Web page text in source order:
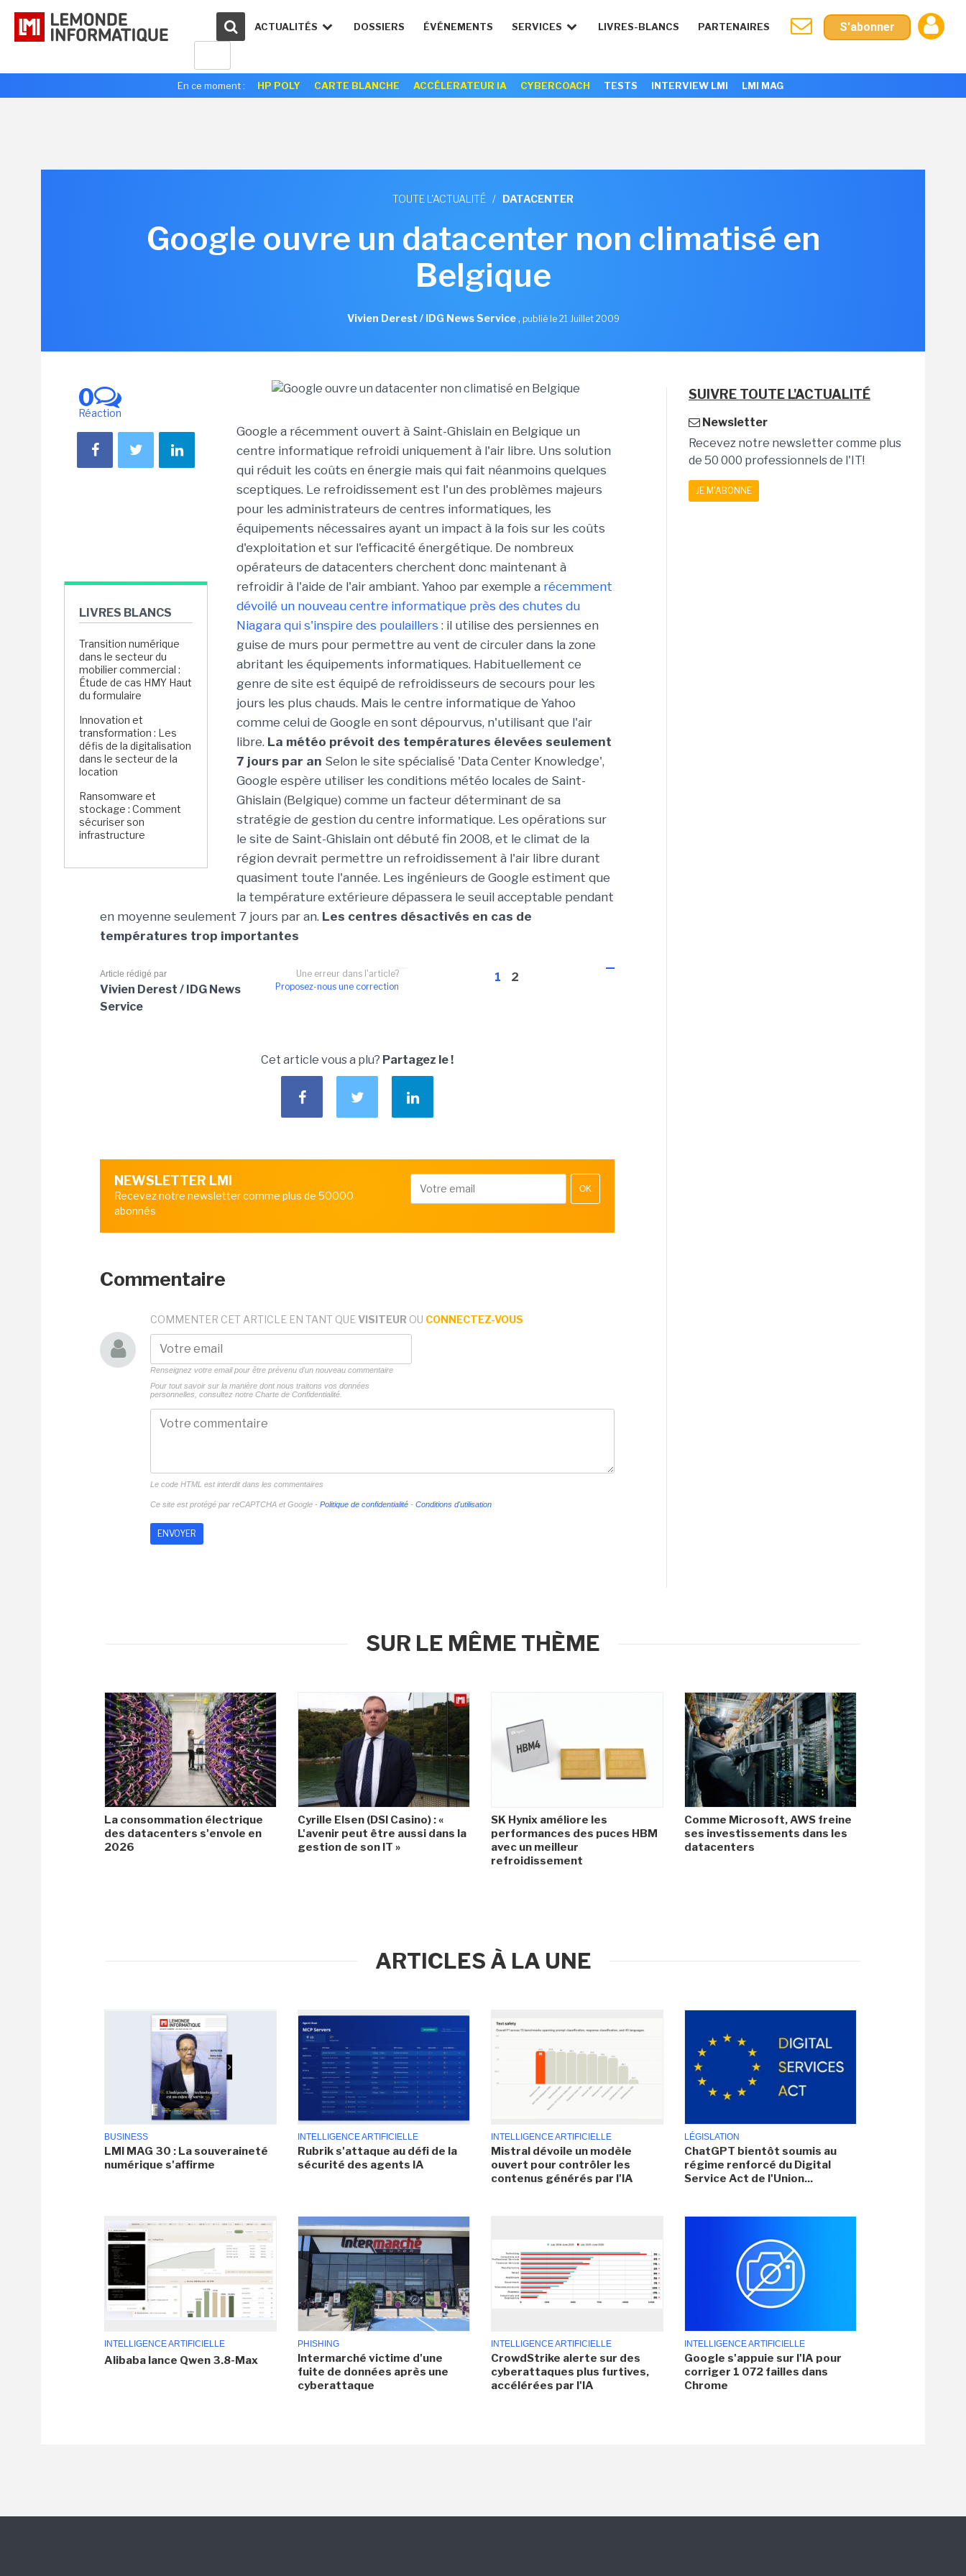
ACTUALITÉS DOSSIERS ÉVÉNEMENTS SERVICES LIVRES-BLANCS PARTENAIRES S'abonner
En ce moment : HP POLY CARTE BLANCHE ACCÉLERATEUR IA CYBERCOACH TESTS INTERVIEW LMI LMI MAG
TOUTE L'ACTUALITÉ / DATACENTER
Google ouvre un datacenter non climatisé en
Belgique
Vivien Derest / IDG News Service, publié le 21 Juillet 2009
0
Réaction
LIVRES BLANCS
Transition numérique
dans le secteur du
mobilier commercial :
Étude de cas HMY Haut
du formulaire
Innovation et
transformation : Les
défis de la digitalisation
dans le secteur de la
location
Ransomware et
stockage : Comment
sécuriser son
infrastructure
Google a récemment ouvert à Saint-Ghislain en Belgique un
centre informatique refroidi uniquement à l'air libre. Uns solution
qui réduit les coûts en énergie mais qui fait néanmoins quelques
sceptiques. Le refroidissement est l'un des problèmes majeurs
pour les administrateurs de centres informatiques, les
équipements nécessaires ayant un impact à la fois sur les coûts
d'exploitation et sur l'efficacité énergétique. De nombreux
opérateurs de datacenters cherchent donc maintenant à
refroidir à l'aide de l'air ambiant. Yahoo par exemple a récemment
dévoilé un nouveau centre informatique près des chutes du
Niagara qui s'inspire des poulaillers : il utilise des persiennes en
guise de murs pour permettre au vent de circuler dans la zone
abritant les équipements informatiques. Habituellement ce
genre de site est équipé de refroidisseurs de secours pour les
jours les plus chauds. Mais le centre informatique de Yahoo
comme celui de Google en sont dépourvus, n'utilisant que l'air
libre. La météo prévoit des températures élevées seulement
7 jours par an Selon le site spécialisé 'Data Center Knowledge',
Google espère utiliser les conditions météo locales de Saint-
Ghislain (Belgique) comme un facteur déterminant de sa
stratégie de gestion du centre informatique. Les opérations sur
le site de Saint-Ghislain ont débuté fin 2008, et le climat de la
région devrait permettre un refroidissement à l'air libre durant
quasiment toute l'année. Les ingénieurs de Google estiment que
la température extérieure dépassera le seuil acceptable pendant
en moyenne seulement 7 jours par an. Les centres désactivés en cas de
températures trop importantes
1 2
Une erreur dans l'article?
Proposez-nous une correction
Article rédigé par
Vivien Derest / IDG News
Service
Cet article vous a plu? Partagez le !
NEWSLETTER LMI
Recevez notre newsletter comme plus de 50000
abonnés
OK
Commentaire
COMMENTER CET ARTICLE EN TANT QUE VISITEUR OU CONNECTEZ-VOUS
Renseignez votre email pour être prévenu d'un nouveau commentaire
Pour tout savoir sur la manière dont nous traitons vos données
personnelles, consultez notre Charte de Confidentialité.
Le code HTML est interdit dans les commentaires
Ce site est protégé par reCAPTCHA et Google - Politique de confidentialité - Conditions d'utilisation
SUIVRE TOUTE L'ACTUALITÉ
Newsletter
Recevez notre newsletter comme plus
de 50 000 professionnels de l'IT!
JE M'ABONNE
SUR LE MÊME THÈME
La consommation électrique
des datacenters s'envole en
2026
Cyrille Elsen (DSI Casino) : «
L'avenir peut être aussi dans la
gestion de son IT »
SK Hynix améliore les
performances des puces HBM
avec un meilleur
refroidissement
Comme Microsoft, AWS freine
ses investissements dans les
datacenters
ARTICLES À LA UNE
BUSINESS
LMI MAG 30 : La souveraineté
numérique s'affirme
INTELLIGENCE ARTIFICIELLE
Rubrik s'attaque au défi de la
sécurité des agents IA
INTELLIGENCE ARTIFICIELLE
Mistral dévoile un modèle
ouvert pour contrôler les
contenus générés par l'IA
LÉGISLATION
ChatGPT bientôt soumis au
régime renforcé du Digital
Service Act de l'Union...
INTELLIGENCE ARTIFICIELLE
Alibaba lance Qwen 3.8-Max
PHISHING
Intermarché victime d'une
fuite de données après une
cyberattaque
INTELLIGENCE ARTIFICIELLE
CrowdStrike alerte sur des
cyberattaques plus furtives,
accélérées par l'IA
INTELLIGENCE ARTIFICIELLE
Google s'appuie sur l'IA pour
corriger 1 072 failles dans
Chrome